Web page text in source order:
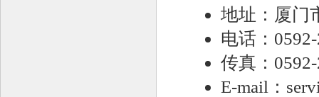
地址：厦门
电话：
传真：
E-mail：